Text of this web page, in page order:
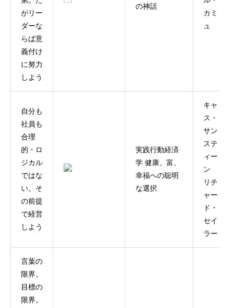
がリー
ダーな
らば意
義付け
に努力
しよう
の神話
カミ
ュ
自分も
社員も
合理
的・ロ
ジカル
ではな
い。そ
の前提
で経営
しよう
実践行動経済
学 健康、富、
幸福への聡明
な選択
キャ
ス・
サン
ステ
ィー
ン
リチ
ャー
ド・
セイ
ラー
言葉の
限界。
目標の
限界。